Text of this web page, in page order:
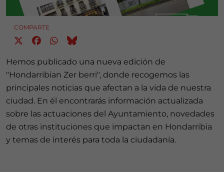
COMPARTE
Hemos publicado una nueva edición de
"Hondarribian Zer berri", donde recogemos las
principales noticias que afectan a la vida de nuestra
ciudad. En él encontrarás información actualizada
sobre las actuaciones del Ayuntamiento, novedades
de otras instituciones que impactan en Hondarribia
y temas de interés para toda la ciudadanía.